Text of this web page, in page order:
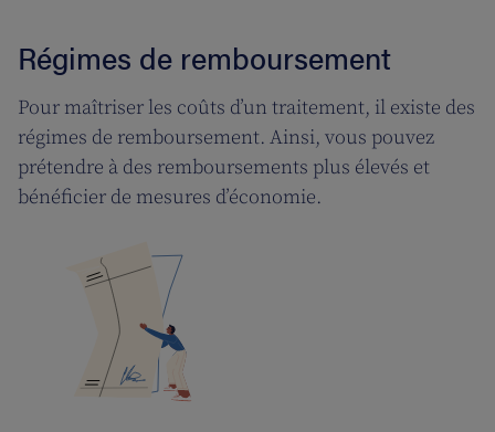
Régimes de remboursement
Pour maîtriser les coûts d’un traitement, il existe des
régimes de remboursement. Ainsi, vous pouvez
prétendre à des remboursements plus élevés et
bénéficier de mesures d’économie.